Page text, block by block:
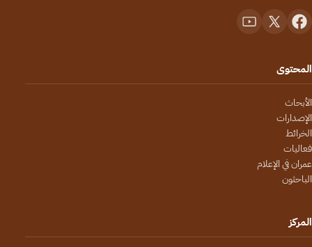
المحتوى
الأبحاث
الإصدارات
الخرائط
فعاليات
عمران في الإعلام
الباحثون
المركز